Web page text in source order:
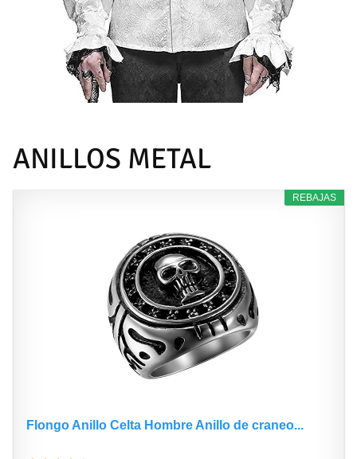
ANILLOS METAL
REBAJAS
Flongo Anillo Celta Hombre Anillo de craneo...